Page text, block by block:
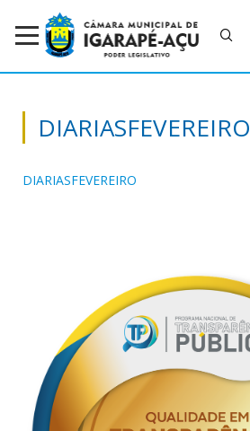
DIARIASFEVEREIRO
DIARIASFEVEREIRO